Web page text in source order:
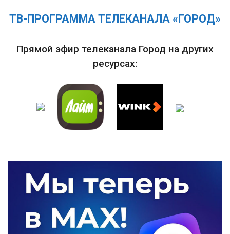
ТВ-ПРОГРАММА ТЕЛЕКАНАЛА «ГОРОД»
Прямой эфир телеканала Город на других
ресурсах: